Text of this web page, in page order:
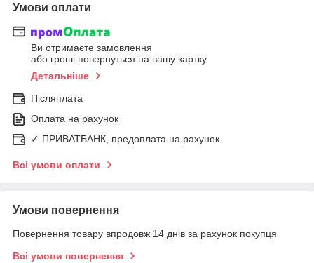
Умови оплати
Ви отримаєте замовлення
або гроші повернуться на вашу картку
Детальніше
Післяплата
Оплата на рахунок
✓ ПРИВАТБАНК, предоплата на рахунок
Всі умови оплати
Умови повернення
Повернення товару впродовж 14 днів за рахунок покупця
Всі умови повернення